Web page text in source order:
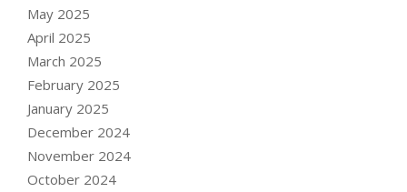
May 2025
April 2025
March 2025
February 2025
January 2025
December 2024
November 2024
October 2024